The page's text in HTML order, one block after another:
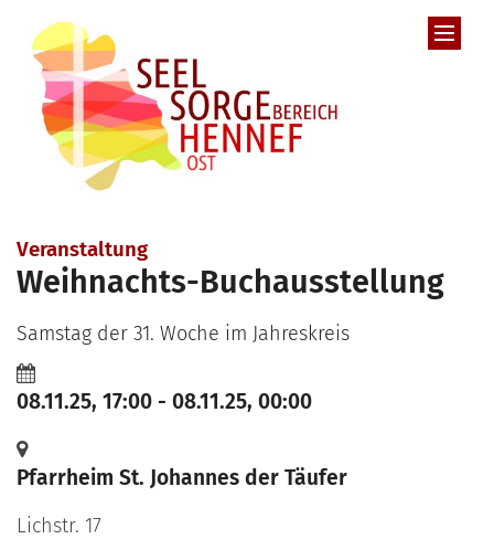
Veranstaltung
Weihnachts-Buchausstellung
Samstag der 31. Woche im Jahreskreis
08.11.25, 17:00 - 08.11.25, 00:00
Pfarrheim St. Johannes der Täufer
Lichstr. 17